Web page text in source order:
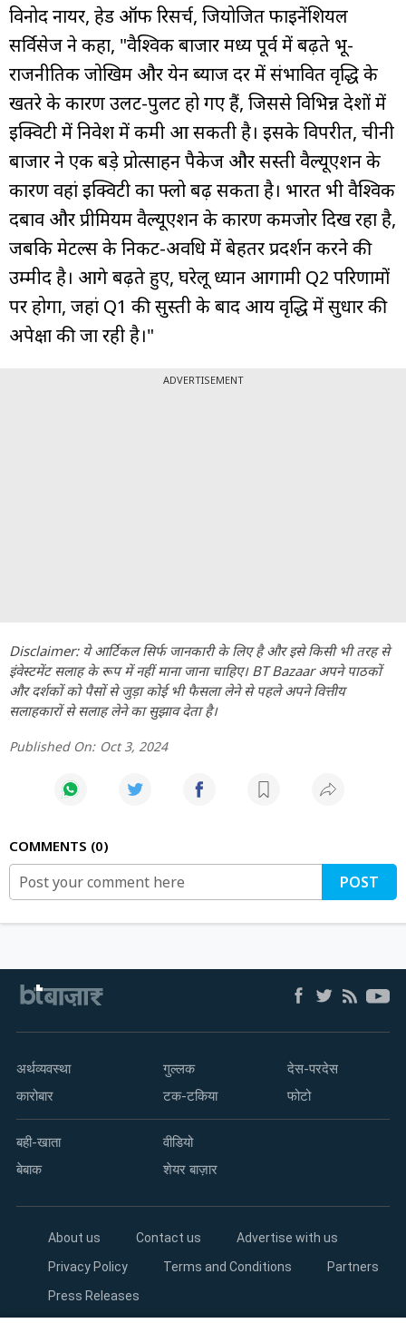
विनोद नायर, हेड ऑफ रिसर्च, जियोजित फाइनेंशियल
सर्विसेज ने कहा, "वैश्विक बाजार मध्य पूर्व में बढ़ते भू-
राजनीतिक जोखिम और येन ब्याज दर में संभावित वृद्धि के
खतरे के कारण उलट-पुलट हो गए हैं, जिससे विभिन्न देशों में
इक्विटी में निवेश में कमी आ सकती है। इसके विपरीत, चीनी
बाजार ने एक बड़े प्रोत्साहन पैकेज और सस्ती वैल्यूएशन के
कारण वहां इक्विटी का फ्लो बढ़ सकता है। भारत भी वैश्विक
दबाव और प्रीमियम वैल्यूएशन के कारण कमजोर दिख रहा है,
जबकि मेटल्स के निकट-अवधि में बेहतर प्रदर्शन करने की
उम्मीद है। आगे बढ़ते हुए, घरेलू ध्यान आगामी Q2 परिणामों
पर होगा, जहां Q1 की सुस्ती के बाद आय वृद्धि में सुधार की
अपेक्षा की जा रही है।"
ADVERTISEMENT
Disclaimer: ये आर्टिकल सिर्फ जानकारी के लिए है और इसे किसी भी तरह से
इंवेस्टमेंट सलाह के रूप में नहीं माना जाना चाहिए। BT Bazaar अपने पाठकों
और दर्शकों को पैसों से जुड़ा कोई भी फैसला लेने से पहले अपने वित्तीय
सलाहकारों से सलाह लेने का सुझाव देता है।
Published On: Oct 3, 2024
COMMENTS 0
POST
अर्थव्यवस्था
कारोबार
गुल्लक
टक-टकिया
देस-परदेस
फोटो
बही-खाता
बेबाक
वीडियो
शेयर बाज़ार
About us Contact us
Advertise with us
Privacy Policy
Terms and Conditions
Partners
Press Releases